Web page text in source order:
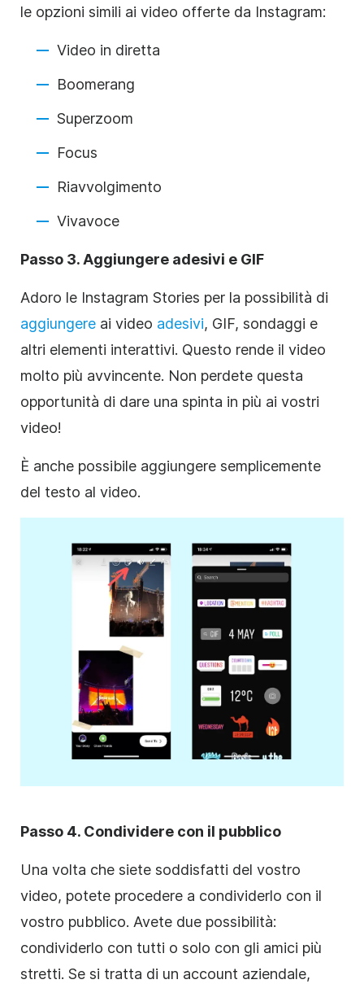
le opzioni simili ai video offerte da Instagram:
Video in diretta
Boomerang
Superzoom
Focus
Riavvolgimento
Vivavoce
Passo 3. Aggiungere adesivi e GIF
Adoro le Instagram Stories per la possibilità di
aggiungere ai video adesivi, GIF, sondaggi e
altri elementi interattivi. Questo rende il video
molto più avvincente. Non perdete questa
opportunità di dare una spinta in più ai vostri
video!
È anche possibile aggiungere semplicemente
del testo al video.
Passo 4. Condividere con il pubblico
Una volta che siete soddisfatti del vostro
video, potete procedere a condividerlo con il
vostro pubblico. Avete due possibilità:
condividerlo con tutti o solo con gli amici più
stretti. Se si tratta di un account aziendale,